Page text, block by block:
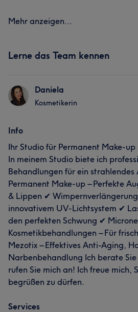
Mehr anzeigen...
Lerne das Team kennen
Daniela
Kosmetikerin
Info
Ihr Studio für Permanent Make-
In meinem Studio biete ich
Behandlungen für ein strahlendes
Permanent Make-up – Perfekte
& Lippen ✔
innovativem UV-Lichtsystem ✔
den perfekten Schwung ✔
Kosmetikbehandlungen – Für
Mezotix – Effektives Anti-Aging,
Narbenbehandlung Ich berate
rufen Sie mich an! Ich freue mich,
begrüßen zu dürfen.
Services